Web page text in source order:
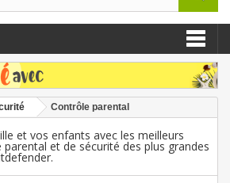
Contrôle parental
et vos enfants avec les meilleurs
et de sécurité des plus grandes